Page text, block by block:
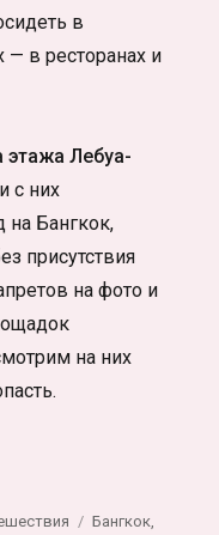
в
— в ресторанах и
этажа Лебуа-
и с них
на Бангкок,
присутствия
на фото и
на них
Заброшенные
Метки
Бангкок